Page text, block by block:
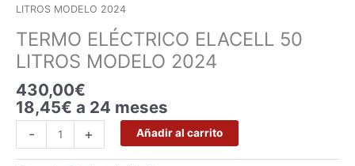
LITROS MODELO 2024
TERMO ELÉCTRICO ELACELL 50
LITROS MODELO 2024
430,00€
18,45€ a 24 meses
- + Añadir al carrito